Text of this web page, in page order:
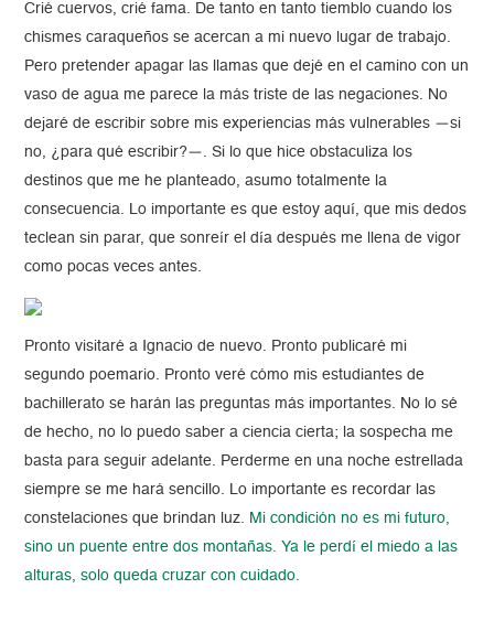
Crié cuervos, crié fama. De tanto en tanto tiemblo cuando los
chismes caraqueños se acercan a mi nuevo lugar de trabajo.
Pero pretender apagar las llamas que dejé en el camino con un
vaso de agua me parece la más triste de las negaciones. No
dejaré de escribir sobre mis experiencias más vulnerables —si
no, ¿para qué escribir?—. Si lo que hice obstaculiza los
destinos que me he planteado, asumo totalmente la
consecuencia. Lo importante es que estoy aquí, que mis dedos
teclean sin parar, que sonreír el día después me llena de vigor
como pocas veces antes.
Pronto visitaré a Ignacio de nuevo. Pronto publicaré mi
segundo poemario. Pronto veré cómo mis estudiantes de
bachillerato se harán las preguntas más importantes. No lo sé
de hecho, no lo puedo saber a ciencia cierta; la sospecha me
basta para seguir adelante. Perderme en una noche estrellada
siempre se me hará sencillo. Lo importante es recordar las
constelaciones que brindan luz. Mi condición no es mi futuro,
sino un puente entre dos montañas. Ya le perdí el miedo a las
alturas, solo queda cruzar con cuidado.